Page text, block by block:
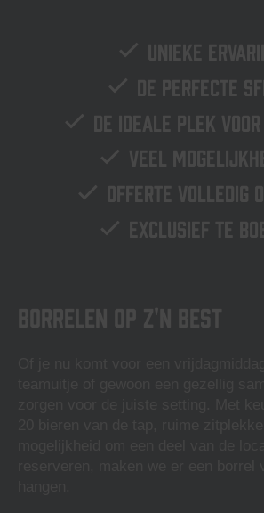
Unieke
De perfecte
De ideale plek
Veel
Offerte volledig
Exclusief te
Borrelen op z'n best